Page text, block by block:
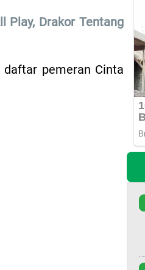
Play, Drakor Tentang
pemeran Cinta